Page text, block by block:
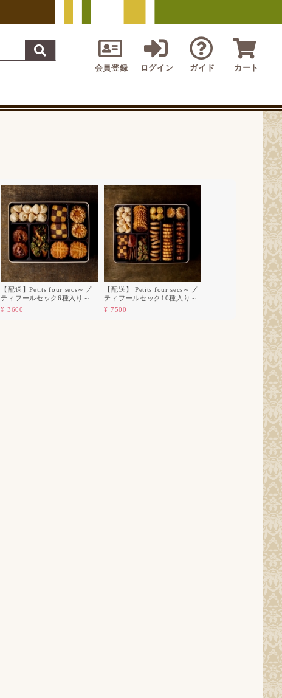
会員登録 ログイン ガイド カート
【配送】Petits four secs～プ
ティフールセック6種入り～
¥ 3600
【配送】 Petits four secs～プ
ティフールセック10種入り～
¥ 7500